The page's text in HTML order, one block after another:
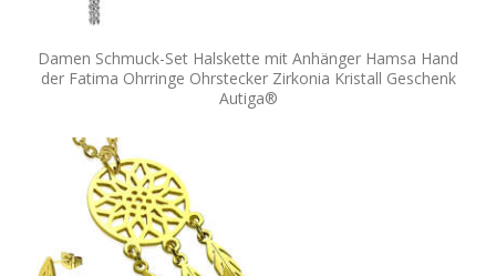
Damen Schmuck-Set Halskette mit Anhänger Hamsa Hand
der Fatima Ohrringe Ohrstecker Zirkonia Kristall Geschenk
Autiga®